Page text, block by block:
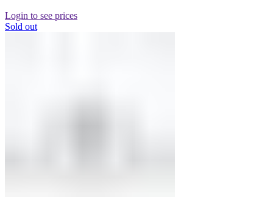
Login to see prices
Sold out